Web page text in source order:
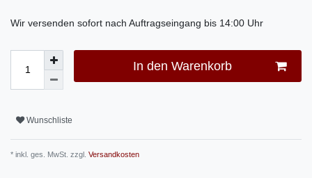
Wir versenden sofort nach Auftragseingang bis 14:00 Uhr
In den Warenkorb
Wunschliste
* inkl. ges. MwSt. zzgl. Versandkosten